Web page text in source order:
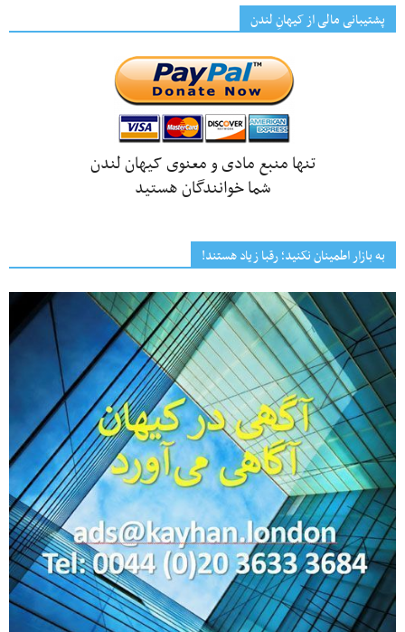
پشتیبانی مالی از کیهانِ لندن
تنها منبع مادی و معنوی کیهان لندن
شما خوانندگان هستید
به بازار اطمینان نکنید؛ رقبا زیاد هستند!